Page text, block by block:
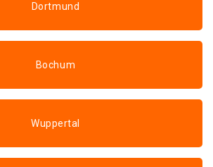
Dortmund
Bochum
Wuppertal